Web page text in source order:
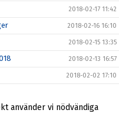
2018-02-17 11:42
2018-02-16 16:10
2018-02-15 13:35
2018-02-13 16:57
2018-02-02 17:10
2018-01-24 17:28
använder vi nödvändiga